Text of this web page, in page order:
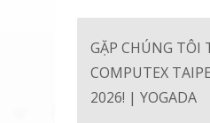
GẶP CHÚNG TÔI
COMPUTEX
2026! | YOGADA